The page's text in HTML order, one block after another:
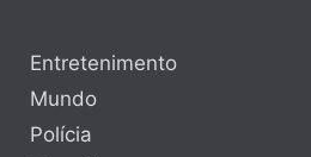
Entretenimento
Mundo
Polícia